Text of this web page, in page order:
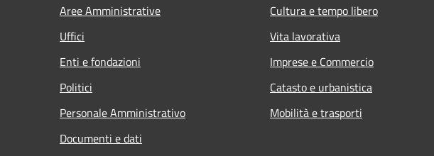
Aree Amministrative
Uffici
Enti e fondazioni
Politici
Personale Amministrativo
Documenti e dati
Cultura e tempo libero
Vita lavorativa
Imprese e Commercio
Catasto e urbanistica
Mobilità e trasporti